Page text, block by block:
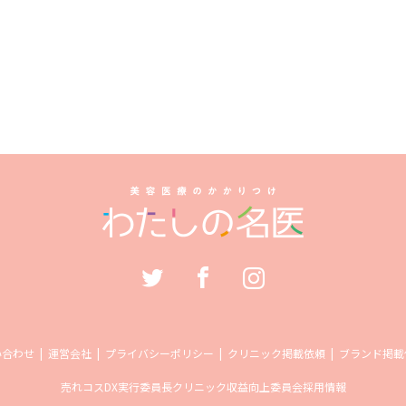
わせ 運営会社 プライバシーポリシー クリニック掲載依頼 ブランド掲
売れコスDX実行委員長クリニック収益向上委員会採用情報